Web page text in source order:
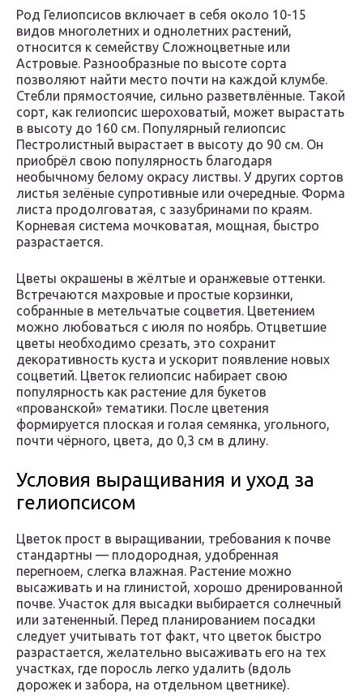
Род Гелиопсисов включает в себя около 10-15
видов многолетних и однолетних растений,
относится к семейству Сложноцветные или
Астровые. Разнообразные по высоте сорта
позволяют найти место почти на каждой клумбе.
Стебли прямостоячие, сильно разветвлённые. Такой
сорт, как гелиопсис шероховатый, может вырастать
в высоту до 160 см. Популярный гелиопсис
Пестролистный вырастает в высоту до 90 см. Он
приобрёл свою популярность благодаря
необычному белому окрасу листвы. У других сортов
листья зелёные супротивные или очередные. Форма
листа продолговатая, с зазубринами по краям.
Корневая система мочковатая, мощная, быстро
разрастается.
Цветы окрашены в жёлтые и оранжевые оттенки.
Встречаются махровые и простые корзинки,
собранные в метельчатые соцветия. Цветением
можно любоваться с июля по ноябрь. Отцветшие
цветы необходимо срезать, это сохранит
декоративность куста и ускорит появление новых
соцветий. Цветок гелиопсис набирает свою
популярность как растение для букетов
«прованской» тематики. После цветения
формируется плоская и голая семянка, угольного,
почти чёрного, цвета, до 0,3 см в длину.
Условия выращивания и уход за
гелиопсисом
Цветок прост в выращивании, требования к почве
стандартны — плодородная, удобренная
перегноем, слегка влажная. Растение можно
высаживать и на глинистой, хорошо дренированной
почве. Участок для высадки выбирается солнечный
или затененный. Перед планированием посадки
следует учитывать тот факт, что цветок быстро
разрастается, желательно высаживать его на тех
участках, где поросль легко удалить (вдоль
дорожек и забора, на отдельном цветнике).